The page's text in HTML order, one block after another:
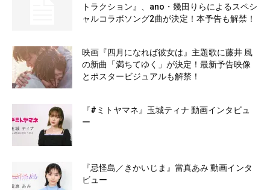
トラクション』、ano・幾田りらによるスペシ
ャルコラボソング2曲が決定！本予告も解禁！
映画『四月になれば彼女は』主題歌に藤井 風
の新曲「満ちてゆく」が決定！最新予告映像
とポスタービジュアルも解禁！
『#ミトヤマネ』玉城ティナ 動画インタビュ
ー
『忌怪島／きかいじま』當真あみ 動画インタ
ビュー